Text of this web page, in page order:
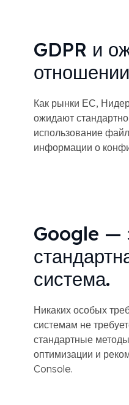
GDPR и
Как рынки ЕС,
ожидают
использование
информации о
Google —
система.
Никаких особых
системам не
стандартные
оптимизации и
Console.